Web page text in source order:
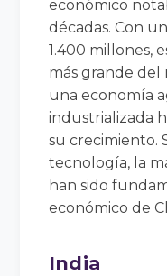
económico
décadas. Con
1.400 millones,
más grande del
una economía
industrializada
su crecimiento.
tecnología, la
han sido
económico de
India